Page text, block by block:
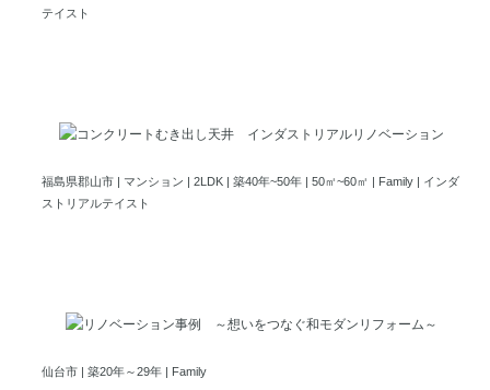
テイスト
福島県郡山市 | マンション | 2LDK | 築40年~50年 | 50㎡~60㎡ | Family | インダ
ストリアルテイスト
仙台市 | 築20年～29年 | Family